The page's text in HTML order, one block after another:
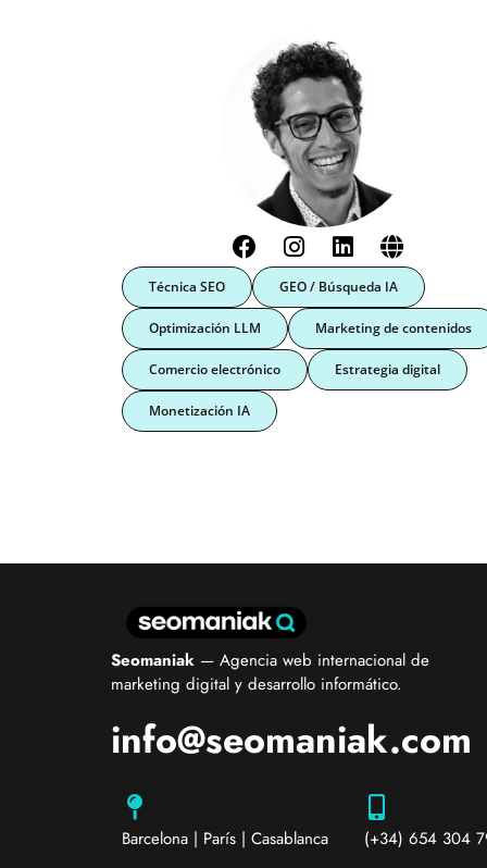
Técnica SEO GEO / Búsqueda IA
Optimización LLM Marketing de contenidos
Comercio electrónico Estrategia digital
Monetización IA
Seomaniak — Agencia web internacional de
marketing digital y desarrollo informático.
info@seomaniak.com
Barcelona | París | Casablanca (+34) 654 304